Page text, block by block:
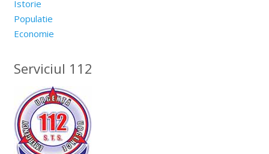
Istorie
Populatie
Economie
Serviciul 112